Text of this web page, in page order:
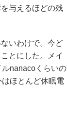
与えるほどの残
いわけで。今ど
とにした。メイ
nanacoくらいの
ほとんど休眠電